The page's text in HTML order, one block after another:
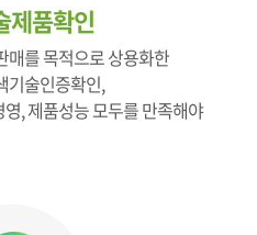
제품확인
매를 목적으로 상용화한
기술인증확인,
, 제품성능 모두를 만족해야